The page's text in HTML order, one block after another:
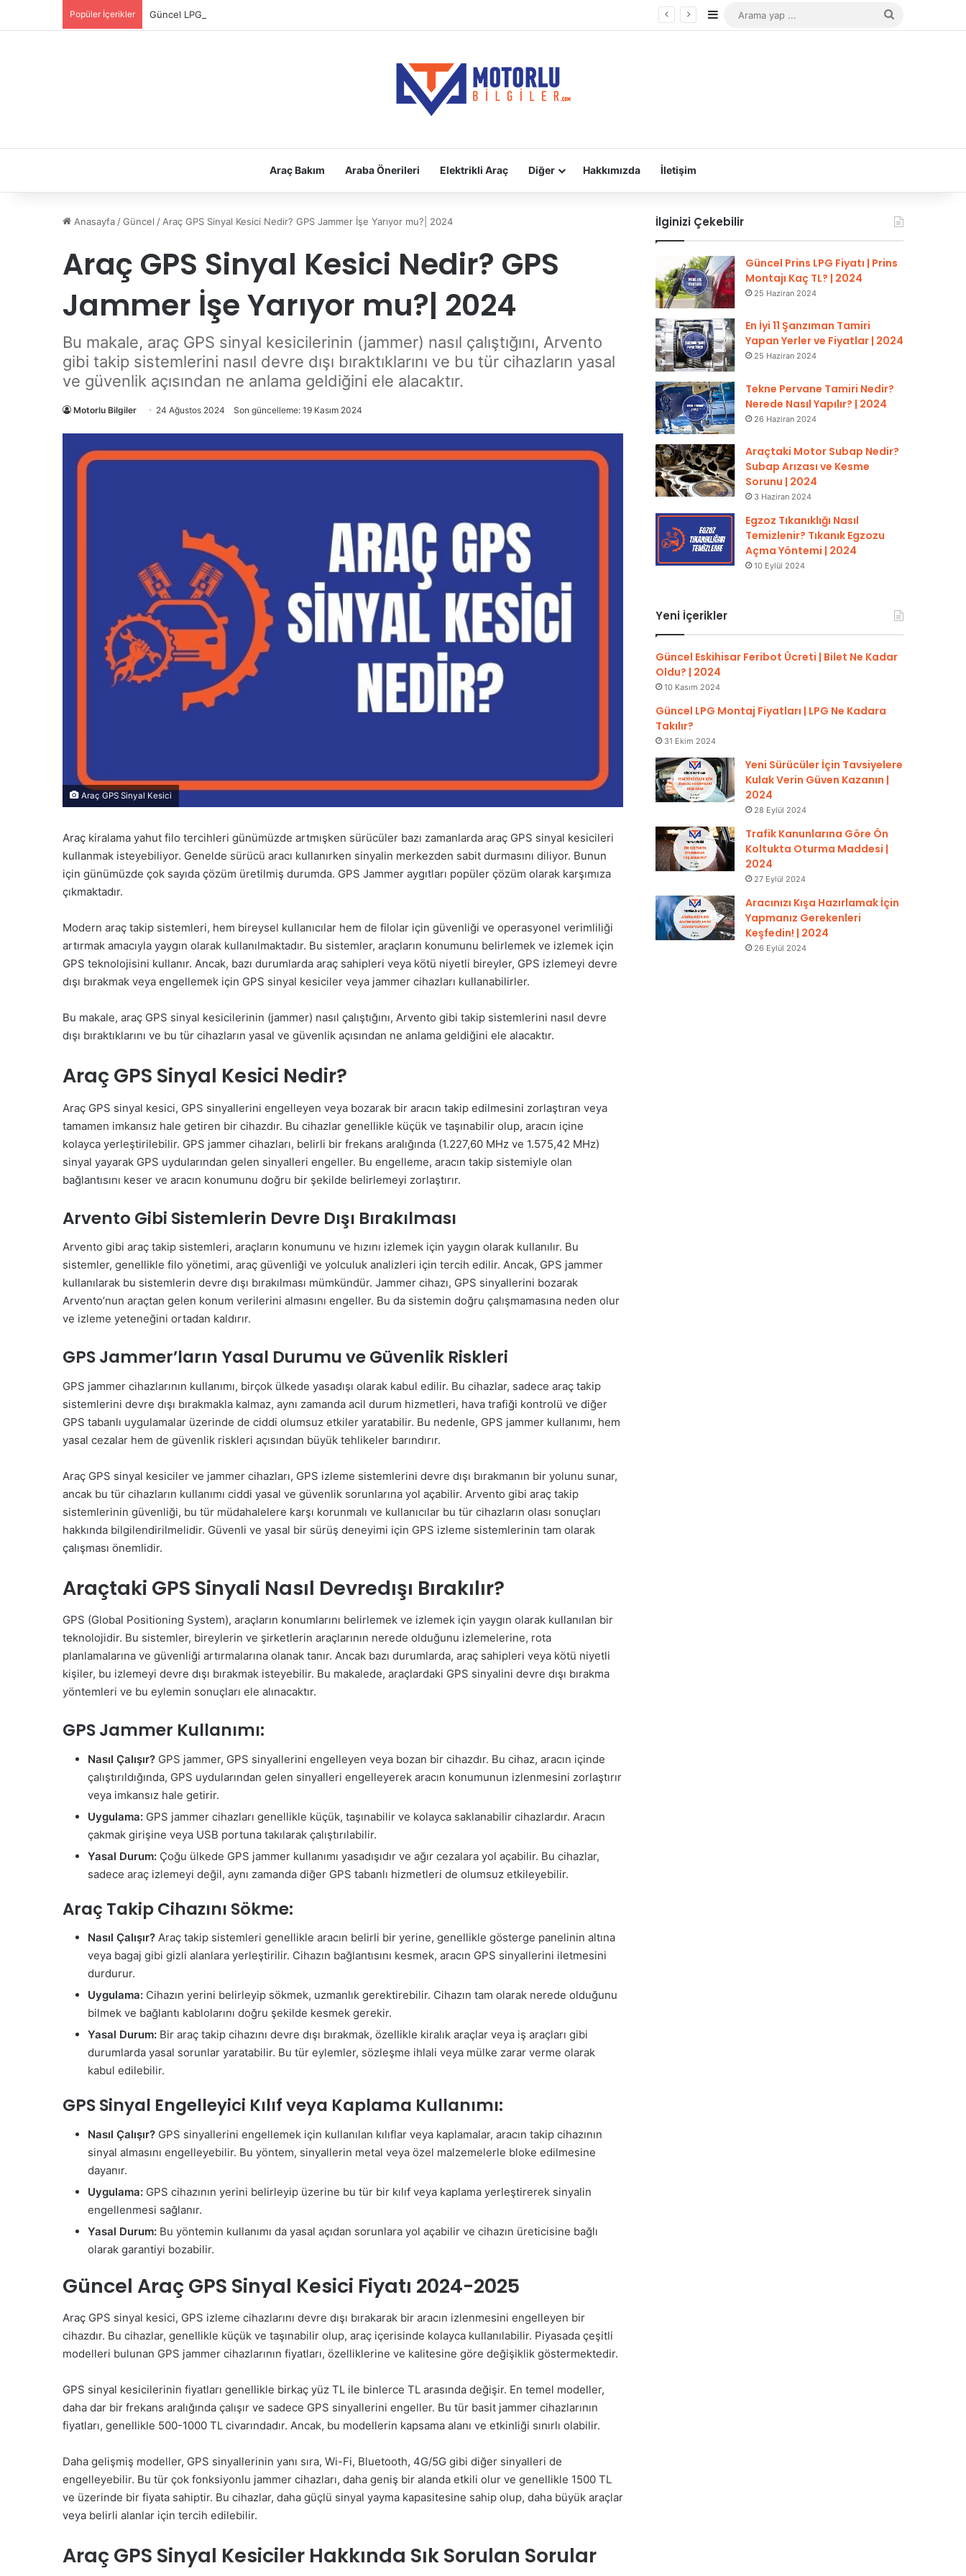
Popüler İçerikler Güncel LPG Montaj Fiyatları | LPG Ne Kadara Takılır? Kenar Bölmesi
Araç Bakım Araba Önerileri Elektrikli Araç Diğer Hakkımızda İletişim
Anasayfa /Güncel / Araç GPS Sinyal Kesici Nedir? GPS Jammer İşe Yarıyor mu?| 2024
Araç GPS Sinyal Kesici Nedir? GPS
Jammer İşe Yarıyor mu?| 2024
Bu makale, araç GPS sinyal kesicilerinin (jammer) nasıl çalıştığını, Arvento
gibi takip sistemlerini nasıl devre dışı bıraktıklarını ve bu tür cihazların yasal
ve güvenlik açısından ne anlama geldiğini ele alacaktır.
Motorlu Bilgiler 24 Ağustos 2024 Son güncelleme: 19 Kasım 2024
Araç GPS Sinyal Kesici
Araç kiralama yahut filo tercihleri günümüzde artmışken sürücüler bazı zamanlarda araç GPS sinyal kesicileri
kullanmak isteyebiliyor. Genelde sürücü aracı kullanırken sinyalin merkezden sabit durmasını diliyor. Bunun
için günümüzde çok sayıda çözüm üretilmiş durumda. GPS Jammer aygıtları popüler çözüm olarak karşımıza
çıkmaktadır.
Modern araç takip sistemleri, hem bireysel kullanıcılar hem de filolar için güvenliği ve operasyonel verimliliği
artırmak amacıyla yaygın olarak kullanılmaktadır. Bu sistemler, araçların konumunu belirlemek ve izlemek için
GPS teknolojisini kullanır. Ancak, bazı durumlarda araç sahipleri veya kötü niyetli bireyler, GPS izlemeyi devre
dışı bırakmak veya engellemek için GPS sinyal kesiciler veya jammer cihazları kullanabilirler.
Bu makale, araç GPS sinyal kesicilerinin (jammer) nasıl çalıştığını, Arvento gibi takip sistemlerini nasıl devre
dışı bıraktıklarını ve bu tür cihazların yasal ve güvenlik açısından ne anlama geldiğini ele alacaktır.
Araç GPS Sinyal Kesici Nedir?
Araç GPS sinyal kesici, GPS sinyallerini engelleyen veya bozarak bir aracın takip edilmesini zorlaştıran veya
tamamen imkansız hale getiren bir cihazdır. Bu cihazlar genellikle küçük ve taşınabilir olup, aracın içine
kolayca yerleştirilebilir. GPS jammer cihazları, belirli bir frekans aralığında (1.227,60 MHz ve 1.575,42 MHz)
sinyal yayarak GPS uydularından gelen sinyalleri engeller. Bu engelleme, aracın takip sistemiyle olan
bağlantısını keser ve aracın konumunu doğru bir şekilde belirlemeyi zorlaştırır.
Arvento Gibi Sistemlerin Devre Dışı Bırakılması
Arvento gibi araç takip sistemleri, araçların konumunu ve hızını izlemek için yaygın olarak kullanılır. Bu
sistemler, genellikle filo yönetimi, araç güvenliği ve yolculuk analizleri için tercih edilir. Ancak, GPS jammer
kullanılarak bu sistemlerin devre dışı bırakılması mümkündür. Jammer cihazı, GPS sinyallerini bozarak
Arvento’nun araçtan gelen konum verilerini almasını engeller. Bu da sistemin doğru çalışmamasına neden olur
ve izleme yeteneğini ortadan kaldırır.
GPS Jammer’ların Yasal Durumu ve Güvenlik Riskleri
GPS jammer cihazlarının kullanımı, birçok ülkede yasadışı olarak kabul edilir. Bu cihazlar, sadece araç takip
sistemlerini devre dışı bırakmakla kalmaz, aynı zamanda acil durum hizmetleri, hava trafiği kontrolü ve diğer
GPS tabanlı uygulamalar üzerinde de ciddi olumsuz etkiler yaratabilir. Bu nedenle, GPS jammer kullanımı, hem
yasal cezalar hem de güvenlik riskleri açısından büyük tehlikeler barındırır.
Araç GPS sinyal kesiciler ve jammer cihazları, GPS izleme sistemlerini devre dışı bırakmanın bir yolunu sunar,
ancak bu tür cihazların kullanımı ciddi yasal ve güvenlik sorunlarına yol açabilir. Arvento gibi araç takip
sistemlerinin güvenliği, bu tür müdahalelere karşı korunmalı ve kullanıcılar bu tür cihazların olası sonuçları
hakkında bilgilendirilmelidir. Güvenli ve yasal bir sürüş deneyimi için GPS izleme sistemlerinin tam olarak
çalışması önemlidir.
Araçtaki GPS Sinyali Nasıl Devredışı Bırakılır?
GPS (Global Positioning System), araçların konumlarını belirlemek ve izlemek için yaygın olarak kullanılan bir
teknolojidir. Bu sistemler, bireylerin ve şirketlerin araçlarının nerede olduğunu izlemelerine, rota
planlamalarına ve güvenliği artırmalarına olanak tanır. Ancak bazı durumlarda, araç sahipleri veya kötü niyetli
kişiler, bu izlemeyi devre dışı bırakmak isteyebilir. Bu makalede, araçlardaki GPS sinyalini devre dışı bırakma
yöntemleri ve bu eylemin sonuçları ele alınacaktır.
GPS Jammer Kullanımı:
Nasıl Çalışır? GPS jammer, GPS sinyallerini engelleyen veya bozan bir cihazdır. Bu cihaz, aracın içinde
çalıştırıldığında, GPS uydularından gelen sinyalleri engelleyerek aracın konumunun izlenmesini zorlaştırır
veya imkansız hale getirir.
Uygulama: GPS jammer cihazları genellikle küçük, taşınabilir ve kolayca saklanabilir cihazlardır. Aracın
çakmak girişine veya USB portuna takılarak çalıştırılabilir.
Yasal Durum: Çoğu ülkede GPS jammer kullanımı yasadışıdır ve ağır cezalara yol açabilir. Bu cihazlar,
sadece araç izlemeyi değil, aynı zamanda diğer GPS tabanlı hizmetleri de olumsuz etkileyebilir.
Araç Takip Cihazını Sökme:
Nasıl Çalışır? Araç takip sistemleri genellikle aracın belirli bir yerine, genellikle gösterge panelinin altına
veya bagaj gibi gizli alanlara yerleştirilir. Cihazın bağlantısını kesmek, aracın GPS sinyallerini iletmesini
durdurur.
Uygulama: Cihazın yerini belirleyip sökmek, uzmanlık gerektirebilir. Cihazın tam olarak nerede olduğunu
bilmek ve bağlantı kablolarını doğru şekilde kesmek gerekir.
Yasal Durum: Bir araç takip cihazını devre dışı bırakmak, özellikle kiralık araçlar veya iş araçları gibi
durumlarda yasal sorunlar yaratabilir. Bu tür eylemler, sözleşme ihlali veya mülke zarar verme olarak
kabul edilebilir.
GPS Sinyal Engelleyici Kılıf veya Kaplama Kullanımı:
Nasıl Çalışır? GPS sinyallerini engellemek için kullanılan kılıflar veya kaplamalar, aracın takip cihazının
sinyal almasını engelleyebilir. Bu yöntem, sinyallerin metal veya özel malzemelerle bloke edilmesine
dayanır.
Uygulama: GPS cihazının yerini belirleyip üzerine bu tür bir kılıf veya kaplama yerleştirerek sinyalin
engellenmesi sağlanır.
Yasal Durum: Bu yöntemin kullanımı da yasal açıdan sorunlara yol açabilir ve cihazın üreticisine bağlı
olarak garantiyi bozabilir.
Güncel Araç GPS Sinyal Kesici Fiyatı 2024-2025
Araç GPS sinyal kesici, GPS izleme cihazlarını devre dışı bırakarak bir aracın izlenmesini engelleyen bir
cihazdır. Bu cihazlar, genellikle küçük ve taşınabilir olup, araç içerisinde kolayca kullanılabilir. Piyasada çeşitli
modelleri bulunan GPS jammer cihazlarının fiyatları, özelliklerine ve kalitesine göre değişiklik göstermektedir.
GPS sinyal kesicilerinin fiyatları genellikle birkaç yüz TL ile binlerce TL arasında değişir. En temel modeller,
daha dar bir frekans aralığında çalışır ve sadece GPS sinyallerini engeller. Bu tür basit jammer cihazlarının
fiyatları, genellikle 500-1000 TL civarındadır. Ancak, bu modellerin kapsama alanı ve etkinliği sınırlı olabilir.
Daha gelişmiş modeller, GPS sinyallerinin yanı sıra, Wi-Fi, Bluetooth, 4G/5G gibi diğer sinyalleri de
engelleyebilir. Bu tür çok fonksiyonlu jammer cihazları, daha geniş bir alanda etkili olur ve genellikle 1500 TL
ve üzerinde bir fiyata sahiptir. Bu cihazlar, daha güçlü sinyal yayma kapasitesine sahip olup, daha büyük araçlar
veya belirli alanlar için tercih edilebilir.
Araç GPS Sinyal Kesiciler Hakkında Sık Sorulan Sorular
İlginizi Çekebilir
Güncel Prins LPG Fiyatı | Prins
Montajı Kaç TL? | 2024
25 Haziran 2024
En İyi 11 Şanzıman Tamiri
Yapan Yerler ve Fiyatlar | 2024
25 Haziran 2024
Tekne Pervane Tamiri Nedir?
Nerede Nasıl Yapılır? | 2024
26 Haziran 2024
Araçtaki Motor Subap Nedir?
Subap Arızası ve Kesme
Sorunu | 2024
3 Haziran 2024
Egzoz Tıkanıklığı Nasıl
Temizlenir? Tıkanık Egzozu
Açma Yöntemi | 2024
10 Eylül 2024
Yeni İçerikler
Güncel Eskihisar Feribot Ücreti | Bilet Ne Kadar
Oldu? | 2024
10 Kasım 2024
Güncel LPG Montaj Fiyatları | LPG Ne Kadara
Takılır?
31 Ekim 2024
Yeni Sürücüler İçin Tavsiyelere
Kulak Verin Güven Kazanın |
2024
28 Eylül 2024
Trafik Kanunlarına Göre Ön
Koltukta Oturma Maddesi |
2024
27 Eylül 2024
Aracınızı Kışa Hazırlamak İçin
Yapmanız Gerekenleri
Keşfedin! | 2024
26 Eylül 2024